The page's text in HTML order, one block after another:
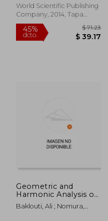
Primary Literature
(With Teaching Tips
(en Inglés)
World Scientific Publishing
Company, 2014, Tapa
Blanda, Nuevo
Geometric and
Harmonic Analysis on
Homogeneous
Spaces: Tjc 2017,
Baklouti, Ali ; Nomura,